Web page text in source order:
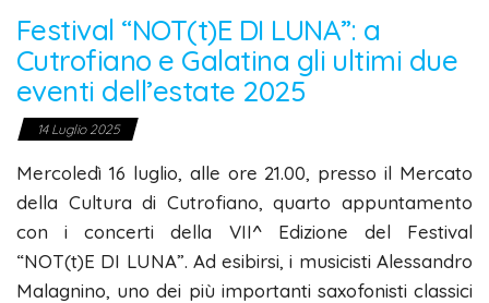
Festival “NOT(t)E DI LUNA”: a
Cutrofiano e Galatina gli ultimi due
eventi dell’estate 2025
14 Luglio 2025
Mercoledì 16 luglio, alle ore 21.00, presso il Mercato
della Cultura di Cutrofiano, quarto appuntamento
con i concerti della VII^ Edizione del Festival
“NOT(t)E DI LUNA”. Ad esibirsi, i musicisti Alessandro
Malagnino, uno dei più importanti saxofonisti classici